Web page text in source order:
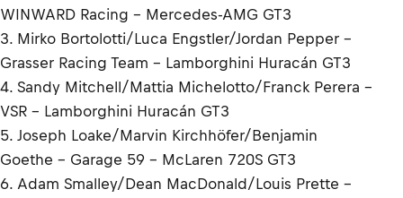
WINWARD Racing – Mercedes-AMG GT3
3. Mirko Bortolotti/Luca Engstler/Jordan Pepper –
Grasser Racing Team – Lamborghini Huracán GT3
4. Sandy Mitchell/Mattia Michelotto/Franck Perera –
VSR – Lamborghini Huracán GT3
5. Joseph Loake/Marvin Kirchhöfer/Benjamin
Goethe – Garage 59 – McLaren 720S GT3
6. Adam Smalley/Dean MacDonald/Louis Prette -